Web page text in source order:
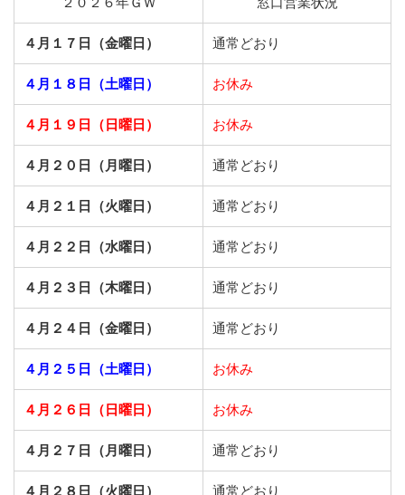
４月１７日（金曜日） 通常どおり
４月１８日（土曜日） お休み
４月１９日（日曜日） お休み
４月２０日（月曜日） 通常どおり
４月２１日（火曜日） 通常どおり
４月２２日（水曜日） 通常どおり
４月２３日（木曜日） 通常どおり
４月２４日（金曜日） 通常どおり
４月２５日（土曜日） お休み
４月２６日（日曜日） お休み
４月２７日（月曜日） 通常どおり
４月２８日（火曜日） 通常どおり